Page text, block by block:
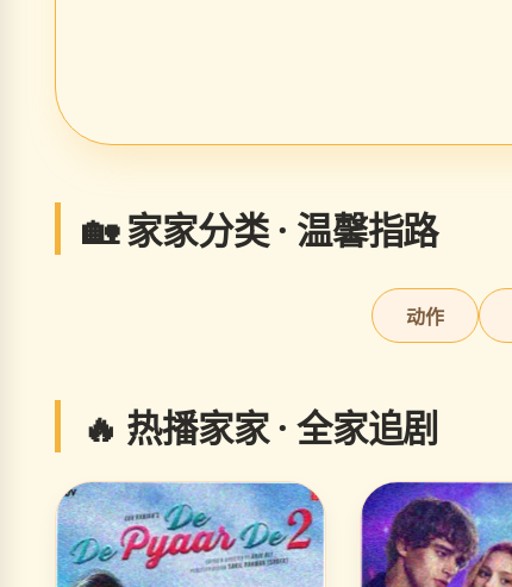
🏡 家家分类 · 温馨指路
动作
🔥 热播家家 · 全家追剧